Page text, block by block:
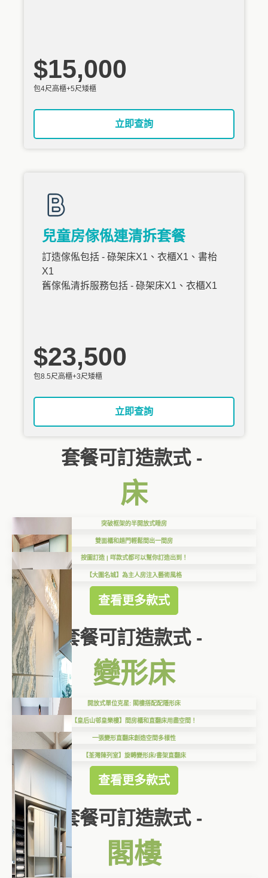
$15,000
包4尺高櫃+5尺矮櫃
立即查詢
兒童房傢俬連清拆套餐
訂造傢俬包括 - 碌架床X1、衣櫃X1、書枱
X1
舊傢俬清拆服務包括 - 碌架床X1、衣櫃X1
$23,500
包8.5尺高櫃+3尺矮櫃
立即查詢
套餐可訂造款式 -
床
突破框架的半開放式睡房
雙面櫃和趟門輕鬆間出一間房
按圖訂造 | 咩款式都可以幫你訂造出到！
【大圍名城】為主人房注入藝術風格
查看更多款式
套餐可訂造款式 -
變形床
開放式單位克星: 閣樓搭配配隱形床
【皇后山邨皇樂樓】間房櫃和直翻床用盡空間！
一張變形直翻床創造空間多樣性
【荃灣陳列室】旋轉變形床/書架直翻床
查看更多款式
套餐可訂造款式 -
閣樓